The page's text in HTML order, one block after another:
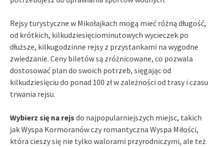
Rejsy turystyczne w Mikołajkach mogą mieć różną długość,
od krótkich, kilkudziesięciominutowych wycieczek po
dłuższe, kilkugodzinne rejsy z przystankami na wygodne
zwiedzanie. Ceny biletów są zróżnicowane, co pozwala
dostosować plan do swoich potrzeb, sięgając od
kilkudziesięciu do ponad 100 zł w zależności od trasy i czasu
trwania rejsu.
Wybierz się na rejs do najpopularniejszych miejsc, takich
jak Wyspa Kormoranów czy romantyczna Wyspa Miłości,
która cieszy się nie tylko walorami przyrodniczymi, ale też